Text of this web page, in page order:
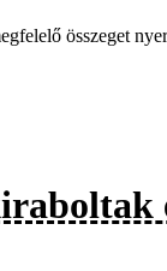
összeget